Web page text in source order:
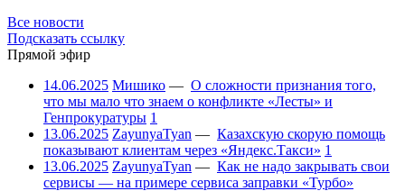
Все новости
Подсказать ссылку
Прямой эфир
14.06.2025 Мишико — О сложности признания того,
что мы мало что знаем о конфликте «Лесты» и
Генпрокуратуры 1
13.06.2025 ZayunyaTyan — Казахскую скорую помощь
показывают клиентам через «Яндекс.Такси» 1
13.06.2025 ZayunyaTyan — Как не надо закрывать свои
сервисы — на примере сервиса заправки «Турбо»